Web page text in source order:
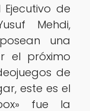
de
Mehdi,
una
el próximo
de
este es el
fue la